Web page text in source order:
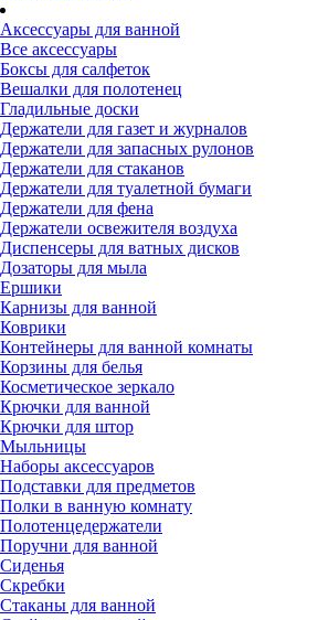
Аксессуары для ванной
Все аксессуары
Боксы для салфеток
Вешалки для полотенец
Гладильные доски
Держатели для газет и журналов
Держатели для запасных рулонов
Держатели для стаканов
Держатели для туалетной бумаги
Держатели для фена
Держатели освежителя воздуха
Диспенсеры для ватных дисков
Дозаторы для мыла
Ершики
Карнизы для ванной
Коврики
Контейнеры для ванной комнаты
Корзины для белья
Косметическое зеркало
Крючки для ванной
Крючки для штор
Мыльницы
Наборы аксессуаров
Подставки для предметов
Полки в ванную комнату
Полотенцедержатели
Поручни для ванной
Сиденья
Скребки
Стаканы для ванной